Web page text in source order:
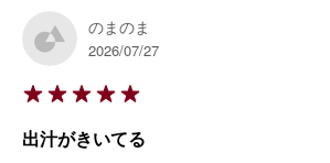
のまのま
2026/07/27
出汁がきいてる